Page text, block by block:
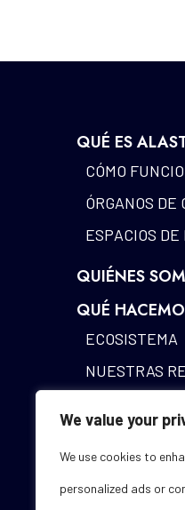
We value your
We use cookies to
personalized ads or
QUÉ ES
CÓMO
ÓRGANOS DE
ESPACIOS
QUIÉNES
QUÉ
ECOSISTEMA
NUESTRAS
FUNDING DESK